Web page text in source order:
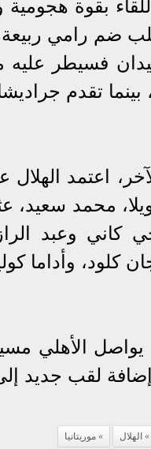
بقوة هجومية
ضم رامي
فسيطر
بينما تقدم
اعتمد
محمد سعيد،
كاني وعبد
كلود، وأداما
يواصل الأهلي
لقب جديد إلى
الهلال موريتانيا